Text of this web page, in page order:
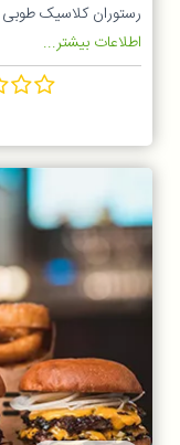
رستوران کلاسیک طوبی
اطلاعات بیشتر...